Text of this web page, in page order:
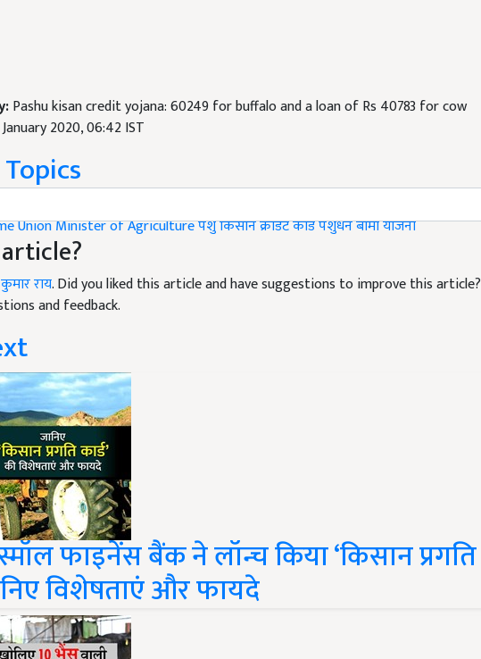
Pashu kisan credit yojana: 60249 for buffalo and a loan of Rs 40783 for cow
2020, 06:42 IST
Card
Union Minister of Agricultureपशु किसान क्रेडिट कार्डपशुधन बीमा योजना
राय. Did you liked this article and have suggestions to improve this article?
and feedback.
फाइनेंस बैंक ने लॉन्च किया ‘किसान प्रगति
विशेषताएं और फायदे